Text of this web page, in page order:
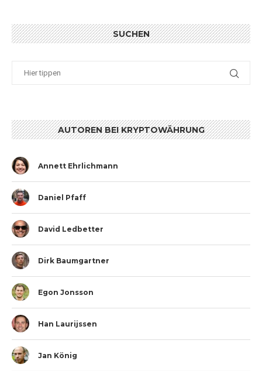
SUCHEN
AUTOREN BEI KRYPTOWÄHRUNG
Annett Ehrlichmann
Daniel Pfaff
David Ledbetter
Dirk Baumgartner
Egon Jonsson
Han Laurijssen
Jan König